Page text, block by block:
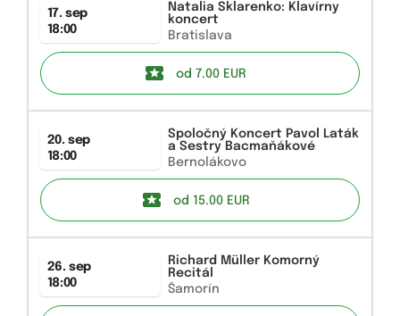
17. sep
18:00
Natalia Sklarenko: Klavírny
koncert
Bratislava
od 7.00 EUR
20. sep
18:00
Spoločný Koncert Pavol Laták
a Sestry Bacmaňákové
Bernolákovo
od 15.00 EUR
26. sep
18:00
Richard Müller Komorný
Recitál
Šamorín